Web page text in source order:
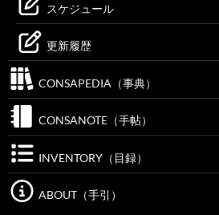
スケジュール
更新履歴
CONSAPEDIA（事典）
CONSANOTE（手帖）
INVENTORY（目録）
ABOUT（手引）